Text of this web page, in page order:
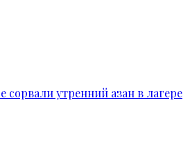
утренний азан в лагере